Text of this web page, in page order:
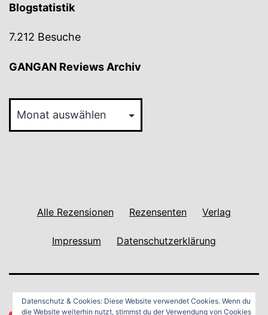
Blogstatistik
7.212 Besuche
GANGAN Reviews Archiv
Reviews
Archiv
Alle Rezensionen Rezensenten Verlag
Impressum Datenschutzerklärung
Datenschutz & Cookies: Diese Website verwendet Cookies. Wenn du
die Website weiterhin nutzt, stimmst du der Verwendung von Cookies